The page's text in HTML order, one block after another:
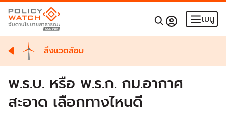
เมนู
สิ่งแวดล้อม
พ.ร.บ. หรือ พ.ร.ก. กม.อากาศ
สะอาด เลือกทางไหนดี